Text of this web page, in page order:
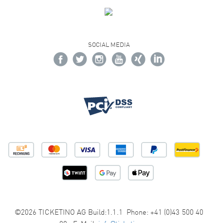
SOCIAL MEDIA
©2026 TICKETINO AG Build:1.1.1 Phone: +41 (0)43 500 40